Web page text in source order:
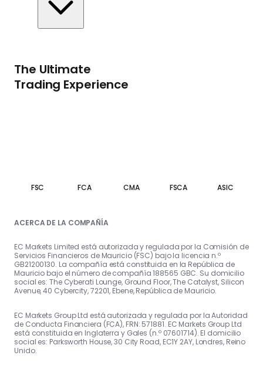
The Ultimate
Trading Experience
FSC FCA CMA FSCA ASIC
ACERCA DE LA COMPAÑÍA
EC Markets Limited está autorizada y regulada por la Comisión de
Servicios Financieros de Mauricio (FSC) bajo la licencia n.º
GB21200130. La compañía está constituida en la República de
Mauricio bajo el número de compañía 188565 GBC. Su domicilio
social es: The Cyberati Lounge, Ground Floor, The Catalyst, Silicon
Avenue, 40 Cybercity, 72201, Ebene, República de Mauricio.
EC Markets Group Ltd está autorizada y regulada por la Autoridad
de Conducta Financiera (FCA), FRN: 571881. EC Markets Group Ltd
está constituida en Inglaterra y Gales (n.º 07601714). El domicilio
social es: Parksworth House, 30 City Road, EC1Y 2AY, Londres, Reino
Unido.